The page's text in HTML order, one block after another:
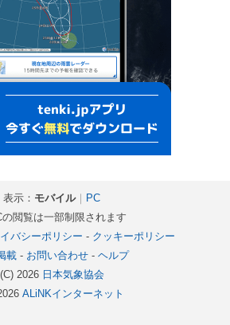
表示： モバイル｜ PC
閲覧は一部制限されます
バシーポリシー - クッキーポリシー
載- お問い合わせ- ヘルプ
(C) 2026 日本気象協会
ALiNKインターネット